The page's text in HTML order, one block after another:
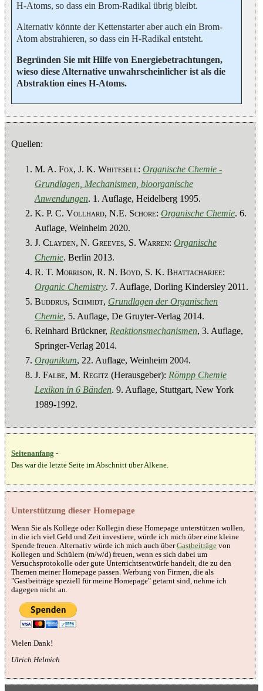
H-Atoms, so dass ein Brom-Radikal übrig bleibt.
Alternativ könnte der Kettenstarter aber auch ein Brom-
Atom abstrahieren, so dass ein H-Radikal entsteht.
Begründen Sie mit Hilfe von Energiebetrachtungen,
wieso diese Alternative unwahrscheinlicher ist als die
Abstraktion eines H-Atoms.
Quellen:
M. A. Fox, J. K. Whitesell: Organische Chemie -
Grundlagen, Mechanismen, bioorganische
Anwendungen. 1. Auflage, Heidelberg 1995.
K. P. C. Vollhard, N.E. Schore: Organische Chemie. 6.
Auflage, Weinheim 2020.
J. Clayden, N. Greeves, S. Warren: Organische
Chemie. Berlin 2013.
R. T. Morrison, R. N. Boyd, S. K. Bhattacharjee:
Organic Chemistry. 7. Auflage, Dorling Kindersley 2011.
Buddrus, Schmidt, Grundlagen der Organischen
Chemie, 5. Auflage, De Gruyter-Verlag 2014.
Reinhard Brückner, Reaktionsmechanismen, 3. Auflage,
Springer-Verlag 2014.
Organikum, 22. Auflage, Weinheim 2004.
J. Falbe, M. Regitz (Herausgeber): Römpp Chemie
Lexikon in 6 Bänden. 9. Auflage, Stuttgart, New York
1989-1992.
Seitenanfang -
Das war die letzte Seite im Abschnitt über Alkene.
Unterstützung dieser Homepage
Wenn Sie als Kollege oder Kollegin diese Homepage unterstützen wollen,
in die ich viel Geld und Zeit investiere, würde ich mich über eine kleine
Spende freuen. Alternativ würde ich mich auch überGastbeiträge von
Kollegen und Schülern (m/w/d) freuen, wenn es sich dabei um
Versuchsprotokolle oder gute Unterrichtsentwürfe handelt, die zu den
Themen meiner Homepage passen. Werbung von Firmen, die als
"Gastbeiträge speziell für meine Homepage" getarnt sind, nehme ich
dagegen nicht an.
Vielen Dank!
Ulrich Helmich